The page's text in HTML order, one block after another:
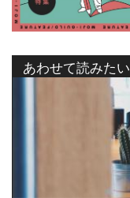
あわせて読みたい